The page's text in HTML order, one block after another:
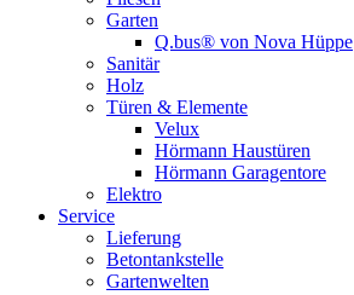
Garten
Q.bus® von Nova Hüppe
Sanitär
Holz
Türen & Elemente
Velux
Hörmann Haustüren
Hörmann Garagentore
Elektro
Service
Lieferung
Betontankstelle
Gartenwelten